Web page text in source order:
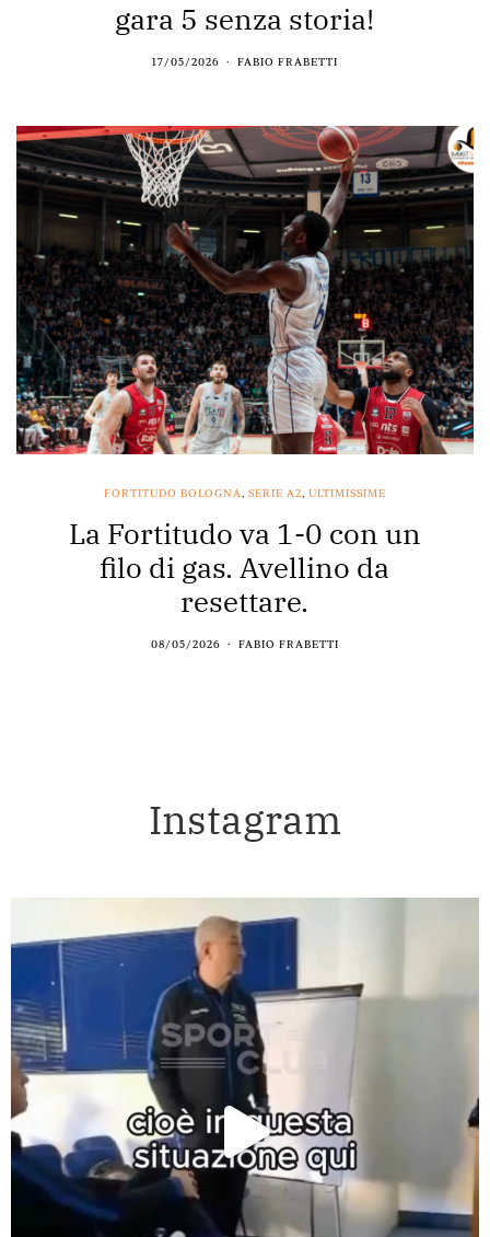
gara 5 senza storia!
17/05/2026 FABIO FRABETTI
FORTITUDO BOLOGNA, SERIE A2, ULTIMISSIME
La Fortitudo va 1-0 con un
filo di gas. Avellino da
resettare.
08/05/2026 FABIO FRABETTI
Instagram